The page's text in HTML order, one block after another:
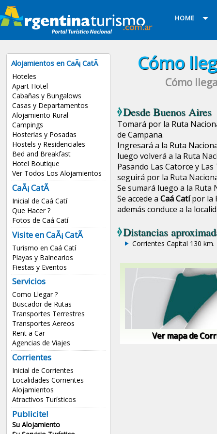
HOME
Alojamientos en CaÃ¡ CatÃ­
Hoteles
Apart Hotel
Cabañas y Bungalows
Casas y Departamentos
Alojamiento Rural
Campings
Hosterías y Posadas
Hostels y Residenciales
Bed and Breakfast
Hotel Boutique
Ver Todos Los Alojamientos
CaÃ¡ CatÃ­
Inicial de Caá Catí
Que Hacer ?
Fotos de Caá Catí
Visite en CaÃ¡ CatÃ­
Turismo en Caá Catí
Playas y Balnearios
Fiestas y Eventos
Servicios
Como Llegar ?
Buscador de Rutas
Transportes Terrestres
Transportes Aereos
Rent a Car
Agencias de Viajes
Corrientes
Inicial de Corrientes
Localidades Corrientes
Alojamientos
Atractivos Turísticos
Publicite!
Su Alojamiento
Cómo
Cómo
Desde Buenos Aires
Tomará por la Ruta
de Campana.
Ingresará a la Ruta
luego volverá a la Ruta
Pasando Las Catorce y
seguirá por la Ruta
Se sumará luego a la Ruta
Se accede a Caá Catípor la
además conduce a la
Distancias
Corrientes Capital 130 km.
Ver mapa de